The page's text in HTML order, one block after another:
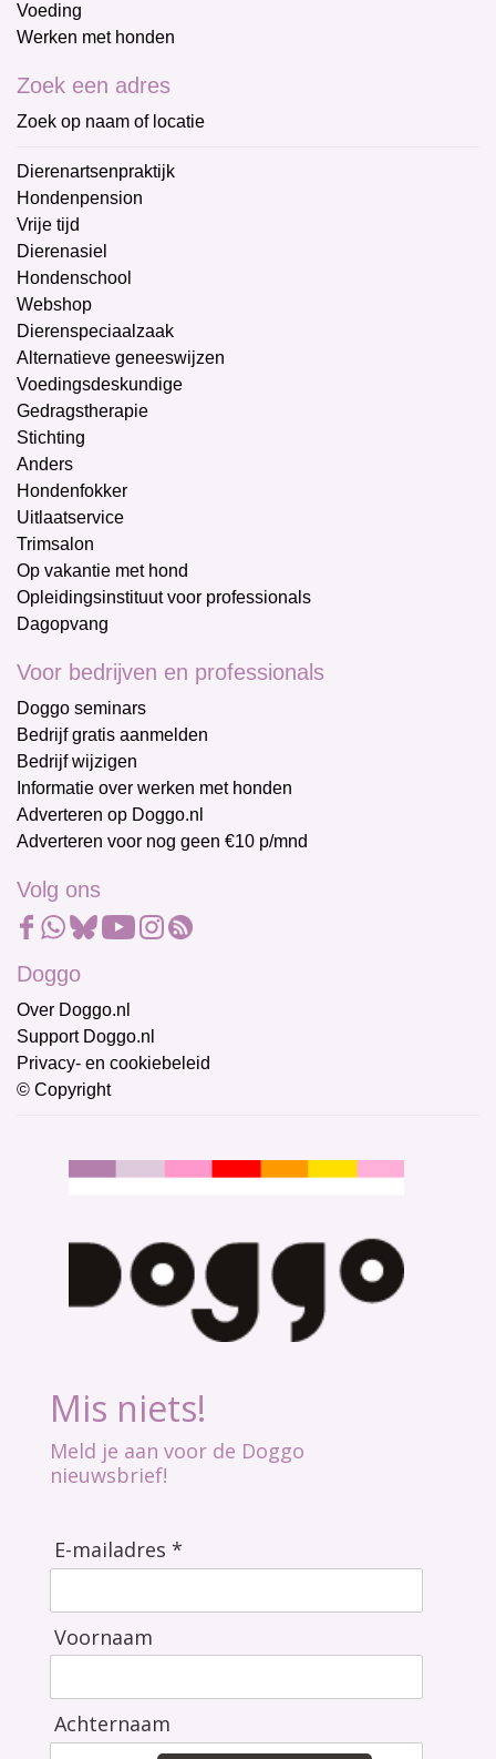
Voeding
Werken met honden
Zoek een adres
Zoek op naam of locatie
Dierenartsenpraktijk
Hondenpension
Vrije tijd
Dierenasiel
Hondenschool
Webshop
Dierenspeciaalzaak
Alternatieve geneeswijzen
Voedingsdeskundige
Gedragstherapie
Stichting
Anders
Hondenfokker
Uitlaatservice
Trimsalon
Op vakantie met hond
Opleidingsinstituut voor professionals
Dagopvang
Voor bedrijven en professionals
Doggo seminars
Bedrijf gratis aanmelden
Bedrijf wijzigen
Informatie over werken met honden
Adverteren op Doggo.nl
Adverteren voor nog geen €10 p/mnd
Volg ons
Doggo
Over Doggo.nl
Support Doggo.nl
Privacy- en cookiebeleid
© Copyright
Mis niets!
Meld je aan voor de Doggo
nieuwsbrief!
E-mailadres *
Voornaam
Achternaam